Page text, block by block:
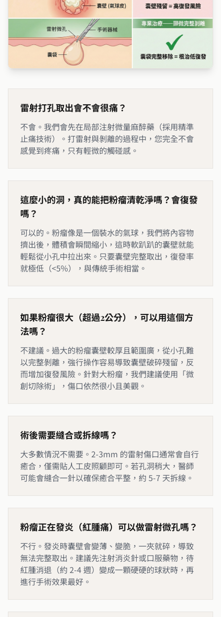
雷射打孔取出會不會很痛？
不會。我們會先在局部注射微量麻醉藥（採用精準
止痛技術）。打雷射與剝離的過程中，您完全不會
感覺到疼痛，只有輕微的觸碰感。
這麼小的洞，真的能把粉瘤清乾淨嗎？會復發
嗎？
可以的。粉瘤像是一個裝水的氣球，我們將內容物
擠出後，體積會瞬間縮小，這時軟趴趴的囊壁就能
輕鬆從小孔中拉出來。只要囊壁完整取出，復發率
就極低（<5%），與傳統手術相當。
如果粉瘤很大（超過2公分），可以用這個方
法嗎？
不建議。過大的粉瘤囊壁較厚且範圍廣，從小孔難
以完整剝離，強行操作容易導致囊壁破碎殘留，反
而增加復發風險。針對大粉瘤，我們建議使用「微
創切除術」，傷口依然很小且美觀。
術後需要縫合或拆線嗎？
大多數情況不需要。2-3mm 的雷射傷口通常會自行
癒合，僅需貼人工皮照顧即可。若孔洞稍大，醫師
可能會縫合一針以確保癒合平整，約 5-7 天拆線。
粉瘤正在發炎（紅腫痛）可以做雷射微孔嗎？
不行。發炎時囊壁會變薄、變脆，一夾就碎，導致
無法完整取出。建議先注射消炎針或口服藥物，待
紅腫消退（約 2-4 週）變成一顆硬硬的球狀時，再
進行手術效果最好。